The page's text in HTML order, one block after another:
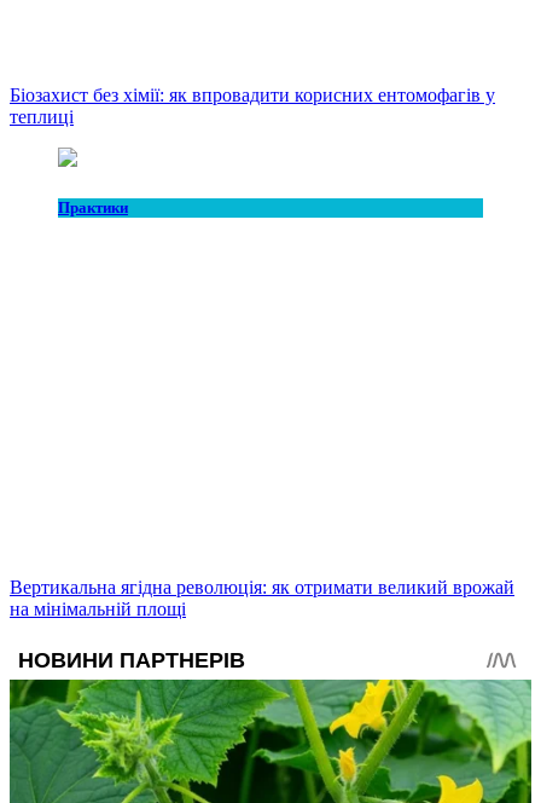
Біозахист без хімії: як впровадити корисних ентомофагів у
теплиці
Практики
Вертикальна ягідна революція: як отримати великий врожай
на мінімальній площі